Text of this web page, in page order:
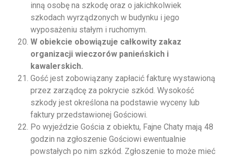
inną osobę na szkodę oraz o jakichkolwiek
szkodach wyrządzonych w budynku i jego
wyposażeniu stałym i ruchomym.
W obiekcie obowiązuje całkowity zakaz
organizacji wieczorów panieńskich i
kawalerskich.
Gość jest zobowiązany zapłacić fakturę wystawioną
przez zarządcę za pokrycie szkód. Wysokość
szkody jest określona na podstawie wyceny lub
faktury przedstawionej Gościowi.
Po wyjeździe Gościa z obiektu, Fajne Chaty mają 48
godzin na zgłoszenie Gościowi ewentualnie
powstałych po nim szkód. Zgłoszenie to może mieć